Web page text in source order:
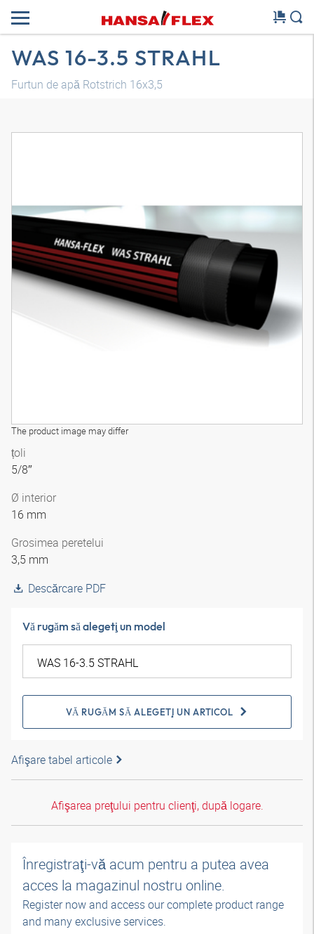
WAS 16-3.5 STRAHL
Furtun de apă Rotstrich 16x3,5
The product image may differ
țoli
5/8″
Ø interior
16 mm
Grosimea peretelui
3,5 mm
Descărcare PDF
Vă rugăm să alegeţi un model
VĂ RUGĂM SĂ ALEGEŢI UN ARTICOL
Afişare tabel articole
Afişarea preţului pentru clienţi, după logare.
Înregistraţi-vă acum pentru a putea avea
acces la magazinul nostru online.
Register now and access our complete product range
and many exclusive services.